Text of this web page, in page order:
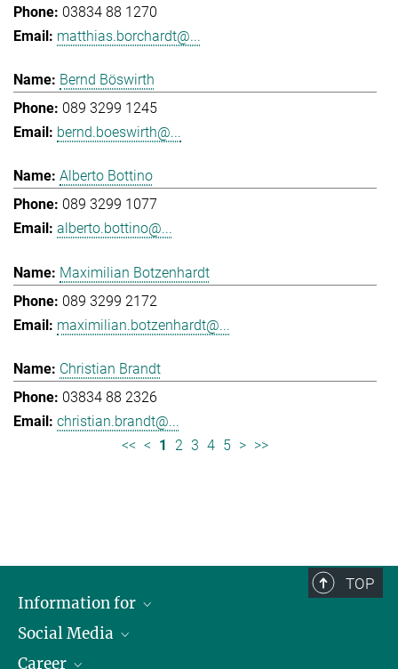
03834 88 1270
matthias.borchardt@...
Bernd Böswirth
089 3299 1245
bernd.boeswirth@...
Alberto Bottino
089 3299 1077
alberto.bottino@...
Maximilian Botzenhardt
089 3299 2172
maximilian.botzenhardt@...
Christian Brandt
03834 88 2326
christian.brandt@...
<< < 1 2 3 4 5 > >>
TOP
Information for
Journalists
School
Social Media
LinkedIn
Career